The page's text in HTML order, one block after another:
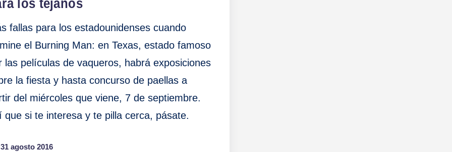
los tejanos
fallas para los estadounidenses cuando
el Burning Man: en Texas, estado famoso
las películas de vaqueros, habrá exposiciones
la fiesta y hasta concurso de paellas a
del miércoles que viene, 7 de septiembre.
que si te interesa y te pilla cerca, pásate.
31 agosto 2016